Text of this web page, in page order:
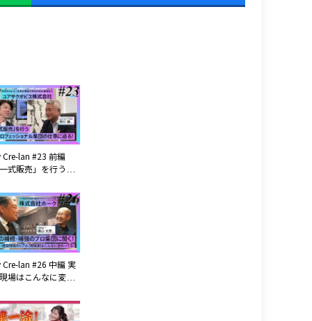
Cre-lan #23 前編
式販売」を行う工
サクオビス株式会社
Cre-lan #26 中編 実
場はこんなに変わ
現場のリアル! 株式
ク